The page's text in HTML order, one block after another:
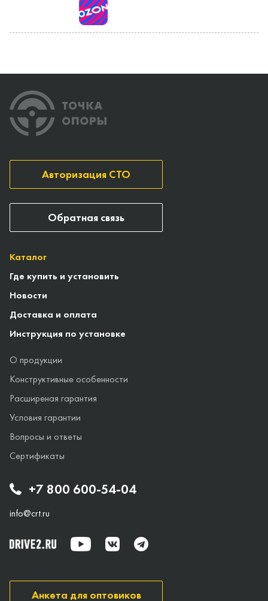
+7 800 600-54-04
info@crt.ru
Каталог
Где купить и установить
Новости
Доставка и оплата
Инструкция по установке
О продукции
Конструктивные особенности
Расширеная гарантия
Условия гарантии
Вопросы и ответы
Сертификаты
Авторизация СТО
Анкета для оптовиков
Обратная связь